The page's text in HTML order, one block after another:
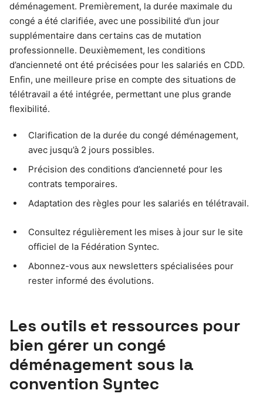
déménagement. Premièrement, la durée maximale du
congé a été clarifiée, avec une possibilité d’un jour
supplémentaire dans certains cas de mutation
professionnelle. Deuxièmement, les conditions
d’ancienneté ont été précisées pour les salariés en CDD.
Enfin, une meilleure prise en compte des situations de
télétravail a été intégrée, permettant une plus grande
flexibilité.
Clarification de la durée du congé déménagement,
avec jusqu’à 2 jours possibles.
Précision des conditions d’ancienneté pour les
contrats temporaires.
Adaptation des règles pour les salariés en télétravail.
Consultez régulièrement les mises à jour sur le site
officiel de la Fédération Syntec.
Abonnez-vous aux newsletters spécialisées pour
rester informé des évolutions.
Les outils et ressources pour
bien gérer un congé
déménagement sous la
convention Syntec